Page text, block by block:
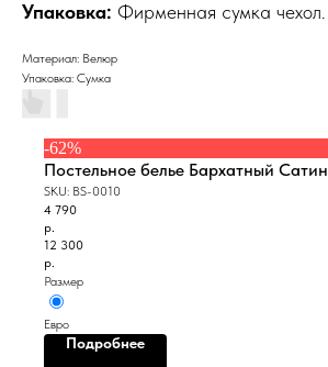
Упаковка: Фирменная сумка чехол.
Материал: Велюр
Упаковка: Сумка
-62%
Постельное белье Бархатный Сатин
SKU: BS-0010
4 790
р.
12 300
р.
Размер
Евро
Подробнее